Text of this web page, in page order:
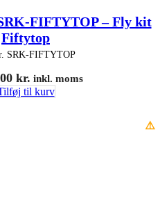
FIFTYTOP – Fly kit
Fiftytop
SRK-FIFTYTOP
kr. inkl. moms
til kurv
⚠️